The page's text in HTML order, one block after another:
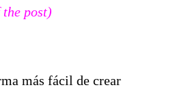
post)
más fácil de crear